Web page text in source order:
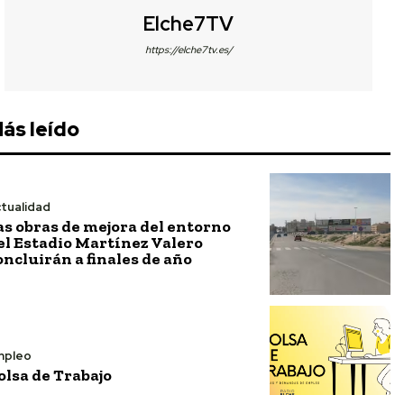
Elche7TV
https://elche7tv.es/
leído
obras de mejora del entorno
Estadio Martínez Valero
a finales de año
de Trabajo